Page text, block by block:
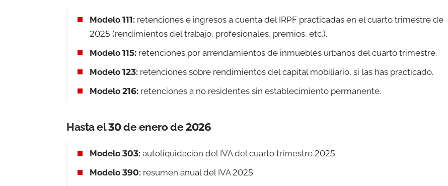
Modelo 111: retenciones e ingresos a cuenta del IRPF practicadas en el cuarto trimestre de
2025 (rendimientos del trabajo, profesionales, premios, etc.).
Modelo 115: retenciones por arrendamientos de inmuebles urbanos del cuarto trimestre.
Modelo 123: retenciones sobre rendimientos del capital mobiliario, si las has practicado.
Modelo 216: retenciones a no residentes sin establecimiento permanente.
Hasta el 30 de enero de 2026
Modelo 303: autoliquidación del IVA del cuarto trimestre 2025.
Modelo 390: resumen anual del IVA 2025.